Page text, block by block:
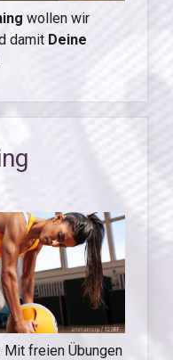
wollen wir
damit Deine
freien Übungen